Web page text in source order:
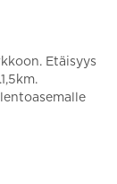
Etäisyys